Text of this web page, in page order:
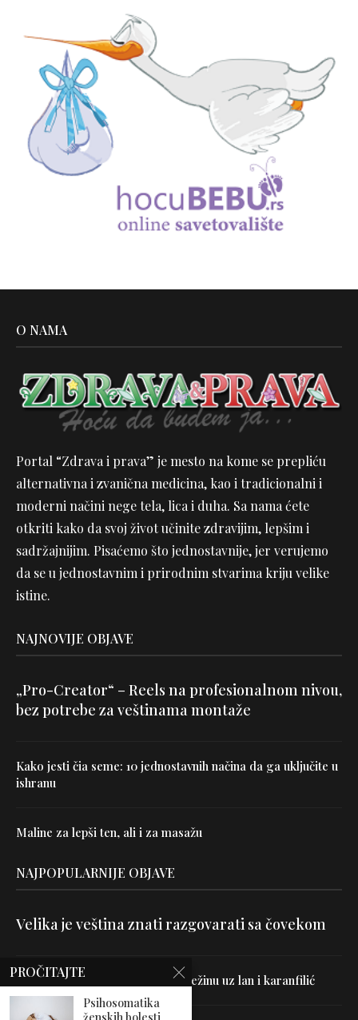
O NAMA
Portal “Zdrava i prava” je mesto na kome se prepliću
alternativna i zvanična medicina, kao i tradicionalni i
moderni načini nege tela, lica i duha. Sa nama ćete
otkriti kako da svoj život učinite zdravijim, lepšim i
sadržajnijim. Pisaćemo što jednostavnije, jer verujemo
da se u jednostavnim i prirodnim stvarima kriju velike
istine.
NAJNOVIJE OBJAVE
„Pro-Creator“ – Reels na profesionalnom nivou,
bez potrebe za veštinama montaže
Kako jesti čia seme: 10 jednostavnih načina da ga uključite u
ishranu
Maline za lepši ten, ali i za masažu
NAJPOPULARNIJE OBJAVE
Velika je veština znati razgovarati sa čovekom
Uništite parazite i normalizujte težinu uz lan i karanfilić
PROČITAJTE
Psihosomatika